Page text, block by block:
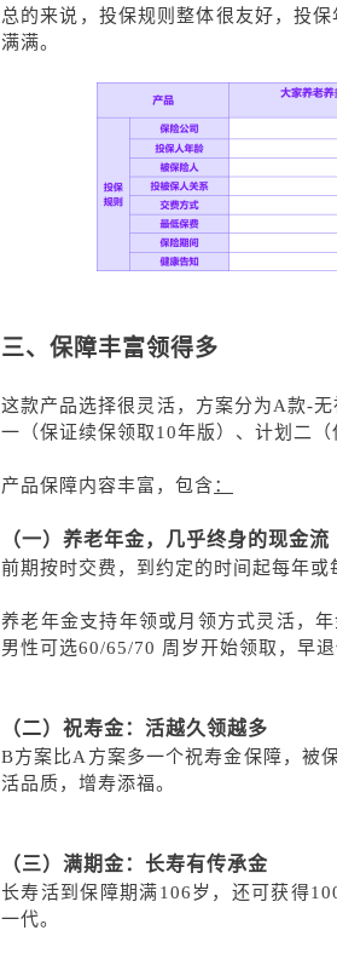
总的来说，投保规则整体很友好，投
满满。
三、保障丰富领得多
这款产品选择很灵活，方案分为A款-无
一（保证续保领取10年版）、计划二（
产品保障内容丰富，包含：
（一） 养老年金，几乎终身的现金流
前期按时交费，到约定的时间起每年或
养老年金支持年领或月领方式灵活，
男性可选60/65/70 周岁开始领取，早
（二） 祝寿金：活越久领越多
B方案比A方案多一个祝寿金保障，被
活品质，增寿添福。
（三） 满期金：长寿有传承金
长寿活到保障期满106岁，还可获得
一代。